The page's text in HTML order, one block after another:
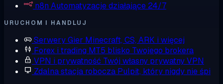
n8n Automatyzacje działające 24/7
URUCHOM I HANDLUJ
Serwery Gier Minecraft, CS, ARK i więcej
Forex i trading MT5 blisko Twojego brokera
VPN i prywatność Twój własny prywatny VPN
Zdalna stacja robocza Pulpit, który nigdy nie śpi